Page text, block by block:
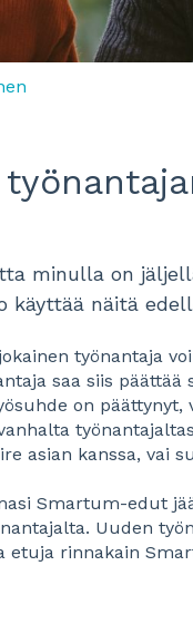
minulla on
käyttää näitä
työnantaja
saa siis päättää
on
asian kanssa, vai
Smartum-edut
Uuden
etuja rinnakain